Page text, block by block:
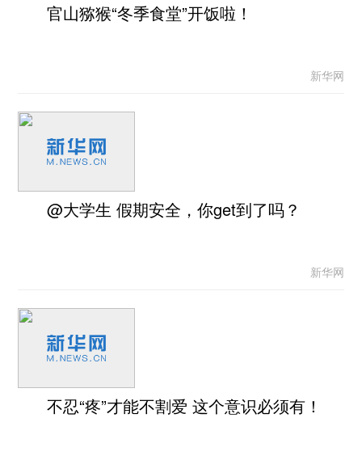
官山猕猴“冬季食堂”开饭啦！
新华网
@大学生 假期安全，你get到了吗？
新华网
不忍“疼”才能不割爱 这个意识必须有！